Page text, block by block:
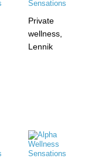
Private
wellness,
Lennik